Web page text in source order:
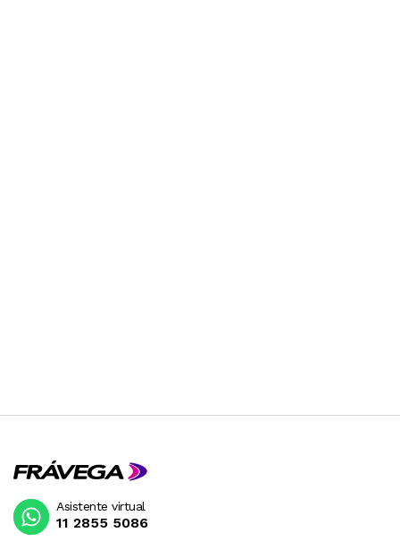
Asistente virtual
11 2855 5086